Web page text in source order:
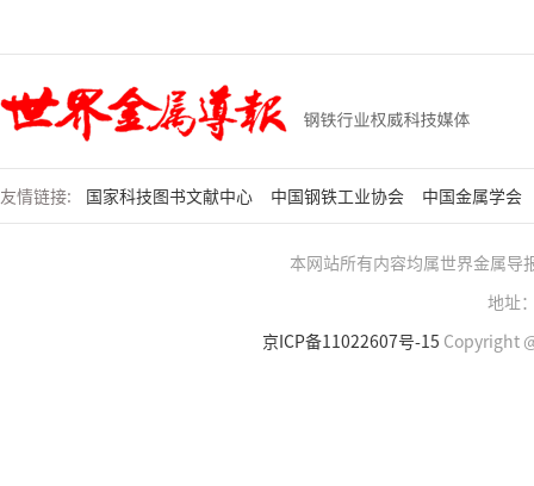
友情链接: 国家科技图书文献中心 中国钢铁工业协会 中国金属学会
本网站所有内容均属世界金属导
地址
京ICP备11022607号-15 Copyright